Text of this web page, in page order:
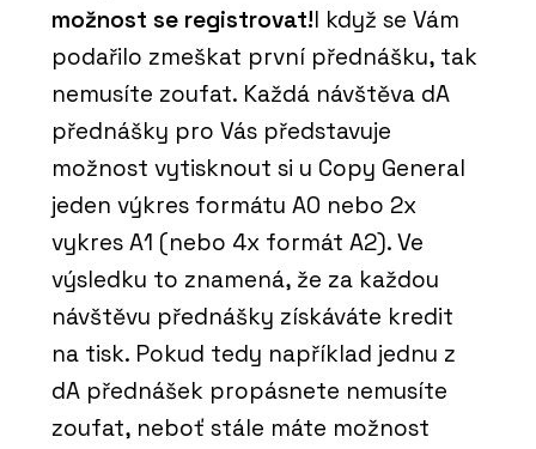
možnost se registrovat!I když se Vám
podařilo zmeškat první přednášku, tak
nemusíte zoufat. Každá návštěva dA
přednášky pro Vás představuje
možnost vytisknout si u Copy General
jeden výkres formátu A0 nebo 2x
vykres A1 (nebo 4x formát A2). Ve
výsledku to znamená, že za každou
návštěvu přednášky získáváte kredit
na tisk. Pokud tedy například jednu z
dA přednášek propásnete nemusíte
zoufat, neboť stále máte možnost